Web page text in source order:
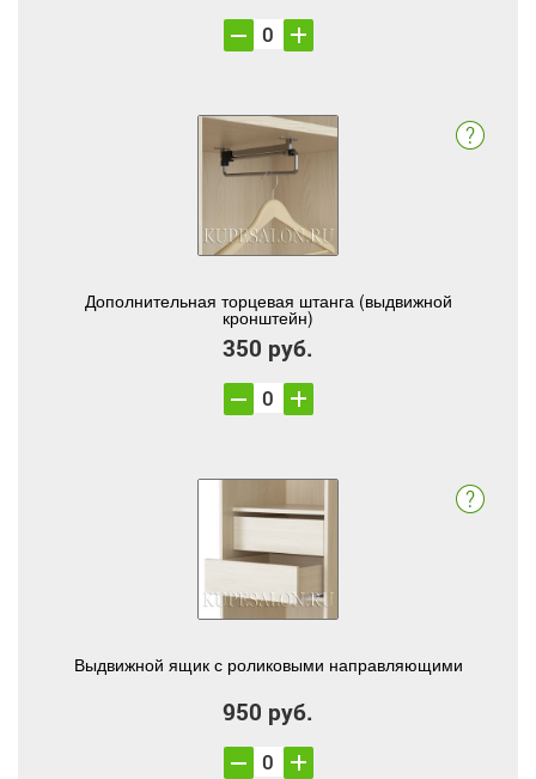
Дополнительная торцевая штанга (выдвижной
кронштейн)
350 руб.
Выдвижной ящик с роликовыми направляющими
950 руб.